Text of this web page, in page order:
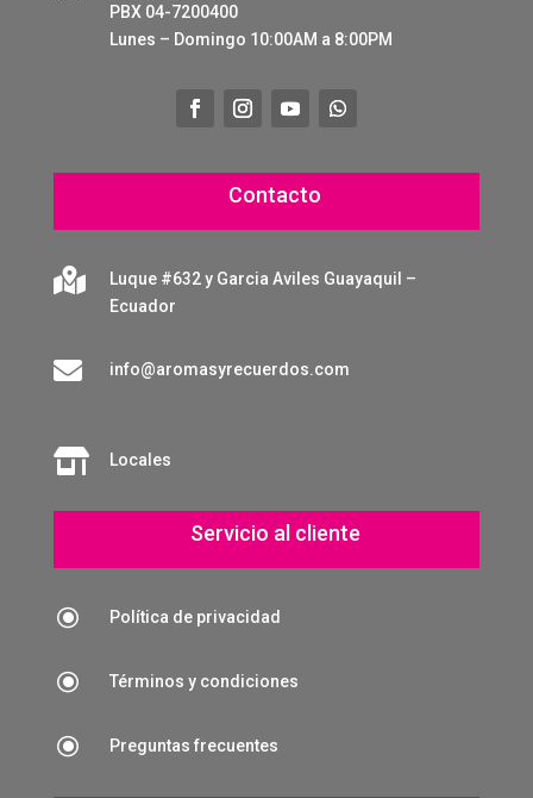
PBX 04-7200400
Lunes – Domingo 10:00AM a 8:00PM
Contacto

Luque #632 y Garcia Aviles Guayaquil –
Ecuador
 info@aromasyrecuerdos.com
 Locales
Servicio al cliente
\ Política de privacidad
\ Términos y condiciones
\ Preguntas frecuentes